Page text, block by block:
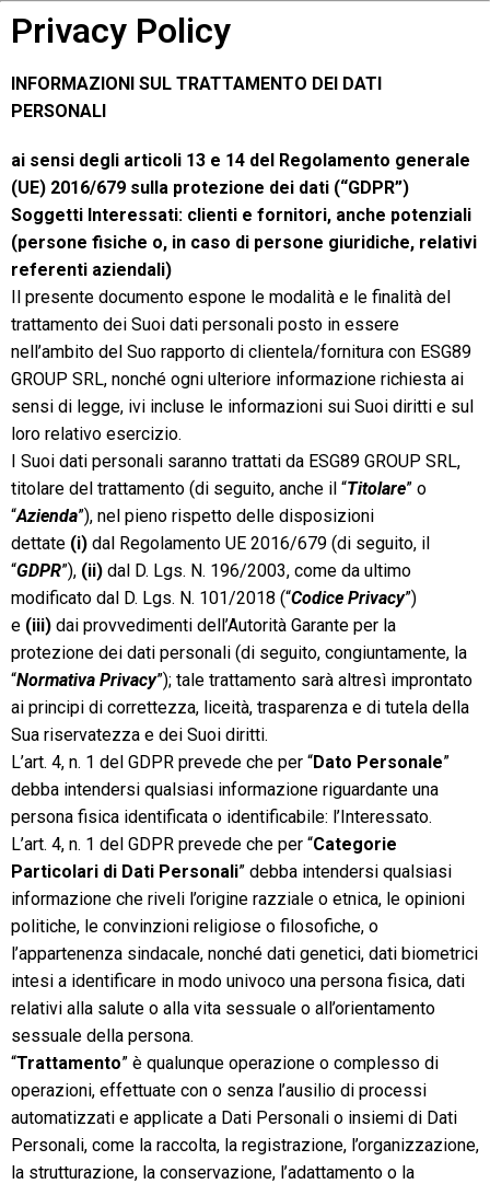
Privacy Policy
INFORMAZIONI SUL TRATTAMENTO DEI DATI
PERSONALI
ai sensi degli articoli 13 e 14 del Regolamento generale
(UE) 2016/679 sulla protezione dei dati (“GDPR”)
Soggetti Interessati: clienti e fornitori, anche potenziali
(persone fisiche o, in caso di persone giuridiche, relativi
referenti aziendali)
Il presente documento espone le modalità e le finalità del
trattamento dei Suoi dati personali posto in essere
nell’ambito del Suo rapporto di clientela/fornitura con ESG89
GROUP SRL, nonché ogni ulteriore informazione richiesta ai
sensi di legge, ivi incluse le informazioni sui Suoi diritti e sul
loro relativo esercizio.
I Suoi dati personali saranno trattati da ESG89 GROUP SRL,
titolare del trattamento (di seguito, anche il “Titolare” o
“Azienda”), nel pieno rispetto delle disposizioni
dettate (i) dal Regolamento UE 2016/679 (di seguito, il
“GDPR”), (ii) dal D. Lgs. N. 196/2003, come da ultimo
modificato dal D. Lgs. N. 101/2018 (“Codice Privacy”)
e (iii) dai provvedimenti dell’Autorità Garante per la
protezione dei dati personali (di seguito, congiuntamente, la
“Normativa Privacy”); tale trattamento sarà altresì improntato
ai principi di correttezza, liceità, trasparenza e di tutela della
Sua riservatezza e dei Suoi diritti.
L’art. 4, n. 1 del GDPR prevede che per “Dato Personale”
debba intendersi qualsiasi informazione riguardante una
persona fisica identificata o identificabile: l’Interessato.
L’art. 4, n. 1 del GDPR prevede che per “Categorie
Particolari di Dati Personali” debba intendersi qualsiasi
informazione che riveli l’origine razziale o etnica, le opinioni
politiche, le convinzioni religiose o filosofiche, o
l’appartenenza sindacale, nonché dati genetici, dati biometrici
intesi a identificare in modo univoco una persona fisica, dati
relativi alla salute o alla vita sessuale o all’orientamento
sessuale della persona.
“Trattamento” è qualunque operazione o complesso di
operazioni, effettuate con o senza l’ausilio di processi
automatizzati e applicate a Dati Personali o insiemi di Dati
Personali, come la raccolta, la registrazione, l’organizzazione,
la strutturazione, la conservazione, l’adattamento o la